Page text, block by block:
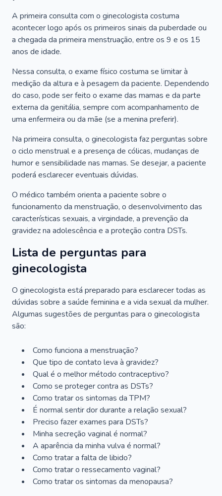
A primeira consulta com o ginecologista costuma
acontecer logo após os primeiros sinais da puberdade ou
a chegada da primeira menstruação, entre os 9 e os 15
anos de idade.
Nessa consulta, o exame físico costuma se limitar à
medição da altura e à pesagem da paciente. Dependendo
do caso, pode ser feito o exame das mamas e da parte
externa da genitália, sempre com acompanhamento de
uma enfermeira ou da mãe (se a menina preferir).
Na primeira consulta, o ginecologista faz perguntas sobre
o ciclo menstrual e a presença de cólicas, mudanças de
humor e sensibilidade nas mamas. Se desejar, a paciente
poderá esclarecer eventuais dúvidas.
O médico também orienta a paciente sobre o
funcionamento da menstruação, o desenvolvimento das
características sexuais, a virgindade, a prevenção da
gravidez na adolescência e a proteção contra DSTs.
Lista de perguntas para
ginecologista
O ginecologista está preparado para esclarecer todas as
dúvidas sobre a saúde feminina e a vida sexual da mulher.
Algumas sugestões de perguntas para o ginecologista
são:
Como funciona a menstruação?
Que tipo de contato leva à gravidez?
Qual é o melhor método contraceptivo?
Como se proteger contra as DSTs?
Como tratar os sintomas da TPM?
É normal sentir dor durante a relação sexual?
Preciso fazer exames para DSTs?
Minha secreção vaginal é normal?
A aparência da minha vulva é normal?
Como tratar a falta de libido?
Como tratar o ressecamento vaginal?
Como tratar os sintomas da menopausa?